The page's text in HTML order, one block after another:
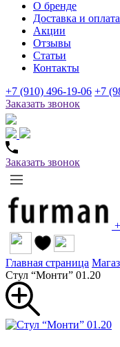
О бренде
Доставка и оплата
Акции
Отзывы
Статьи
Контакты
+7 (910) 496-19-06 +7
Заказать звонок
Заказать звонок
Главная страница
Стул “Монти” 01.20